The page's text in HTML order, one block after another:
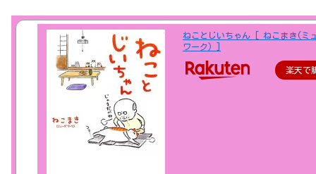
ねことじいちゃん [ ねこまき(ミ
ワーク) ]
楽天で